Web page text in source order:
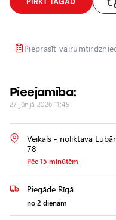
Pieprasīt
Pieejamība:
27 jūnijā 2026 11:45
Veikals - noliktava
78
Pēc 15 minūtēm
Piegāde Rīgā
no 2 dienām
Lukturu
Papildu
aprīkojuma